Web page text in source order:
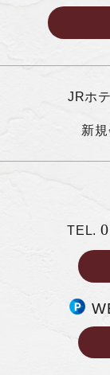
JRホ
新
TEL.